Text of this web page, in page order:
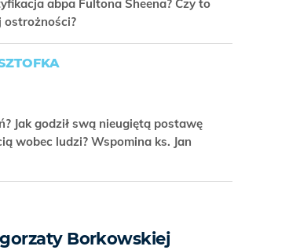
abpa Fultona Sheena? Czy to
ostrożności?
Jak godził swą nieugiętą postawę
wobec ludzi? Wspomina ks. Jan
Borkowskiej